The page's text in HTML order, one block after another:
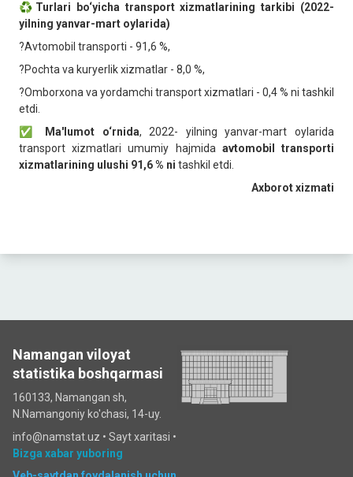
♻️ Turlari bo‘yicha transport xizmatlarining tarkibi (2022-
yilning yanvar-mart oylarida)
?Avtomobil transporti - 91,6 %,
?Pochta va kuryerlik xizmatlar - 8,0 %,
?Omborxona va yordamchi transport xizmatlari - 0,4 % ni tashkil
etdi.
✅
Ma'lumot o‘rnida, 2022- yilning yanvar-mart oylarida
transport xizmatlari umumiy hajmida avtomobil transporti
xizmatlarining ulushi 91,6 % ni tashkil etdi.
Axborot xizmati
Namangan viloyat
statistika boshqarmasi
160133, Namangan sh,
N.Namangoniy ko'chasi, 14-uy.
info@namstat.uz • Sayt xaritasi •
Bizga xabar yuboring